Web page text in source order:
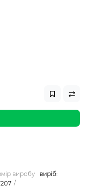
виробу
виріб: